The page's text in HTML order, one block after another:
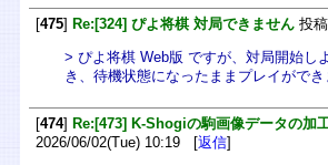
[475] Re:[324] ぴよ将棋 対局できません 投
> ぴよ将棋 Web版 ですが、対局開始
き、待機状態になったままプレイができ
[474] Re:[473] K-Shogiの駒画像データの加
2026/06/02(Tue) 10:19 [返信]